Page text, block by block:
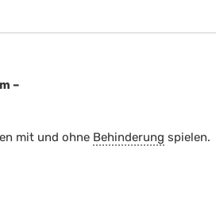
–
mit und ohne Behinderung spielen.